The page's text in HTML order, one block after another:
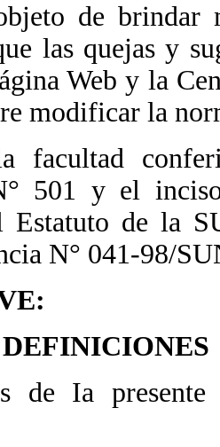
de brindar
las quejas y
Web y la
modificar la
facultad
501 y el
Estatuto de la
N° 041-98/
de Ia presente